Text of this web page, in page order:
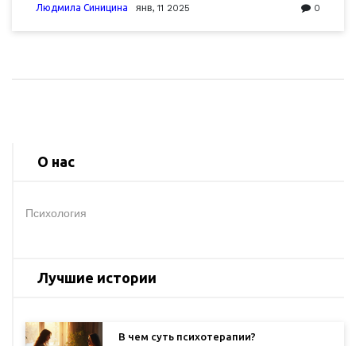
человеческого поведения, мотивации и как эти
собственную жизнь, но и взаимодействие с
Людмила Синицина янв, 11 2025 0
О нас
Психология
Лучшие истории
В чем суть психотерапии?